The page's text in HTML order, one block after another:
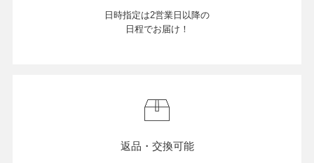
日時指定は2営業日以降の
日程でお届け！
返品・交換可能